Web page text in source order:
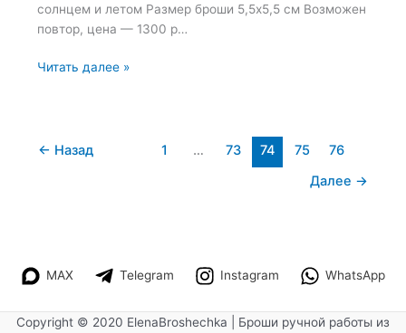
солнцем и летом Размер броши 5,5х5,5 см Возможен
повтор, цена — 1300 р…
Брошь
марта
Читать далее »
← Назад 1 … 73 74 75
76
Далее →
MAX Telegram Instagram WhatsApp
Copyright © 2020 ElenaBroshechka | Броши ручной работы из